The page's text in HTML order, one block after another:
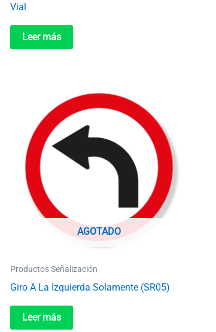
Vial
Leer más
AGOTADO
Productos Señalización
Giro A La Izquierda Solamente (SR05)
Leer más